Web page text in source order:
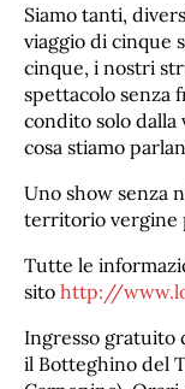
Siamo tanti,
viaggio di cinque
cinque, i nostri
spettacolo senza
condito solo dalla
cosa stiamo
Uno show senza
territorio vergine
Tutte le
sito http://
Ingresso gratuito
il Botteghino del